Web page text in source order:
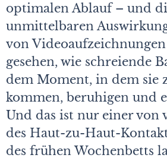
optimalen Ablauf – und
unmittelbaren
von
gesehen, wie schreiende
dem Moment, in dem sie
kommen, beruhigen und
Und das ist nur einer von
des Haut-zu-Haut-
des frühen Wochenbetts